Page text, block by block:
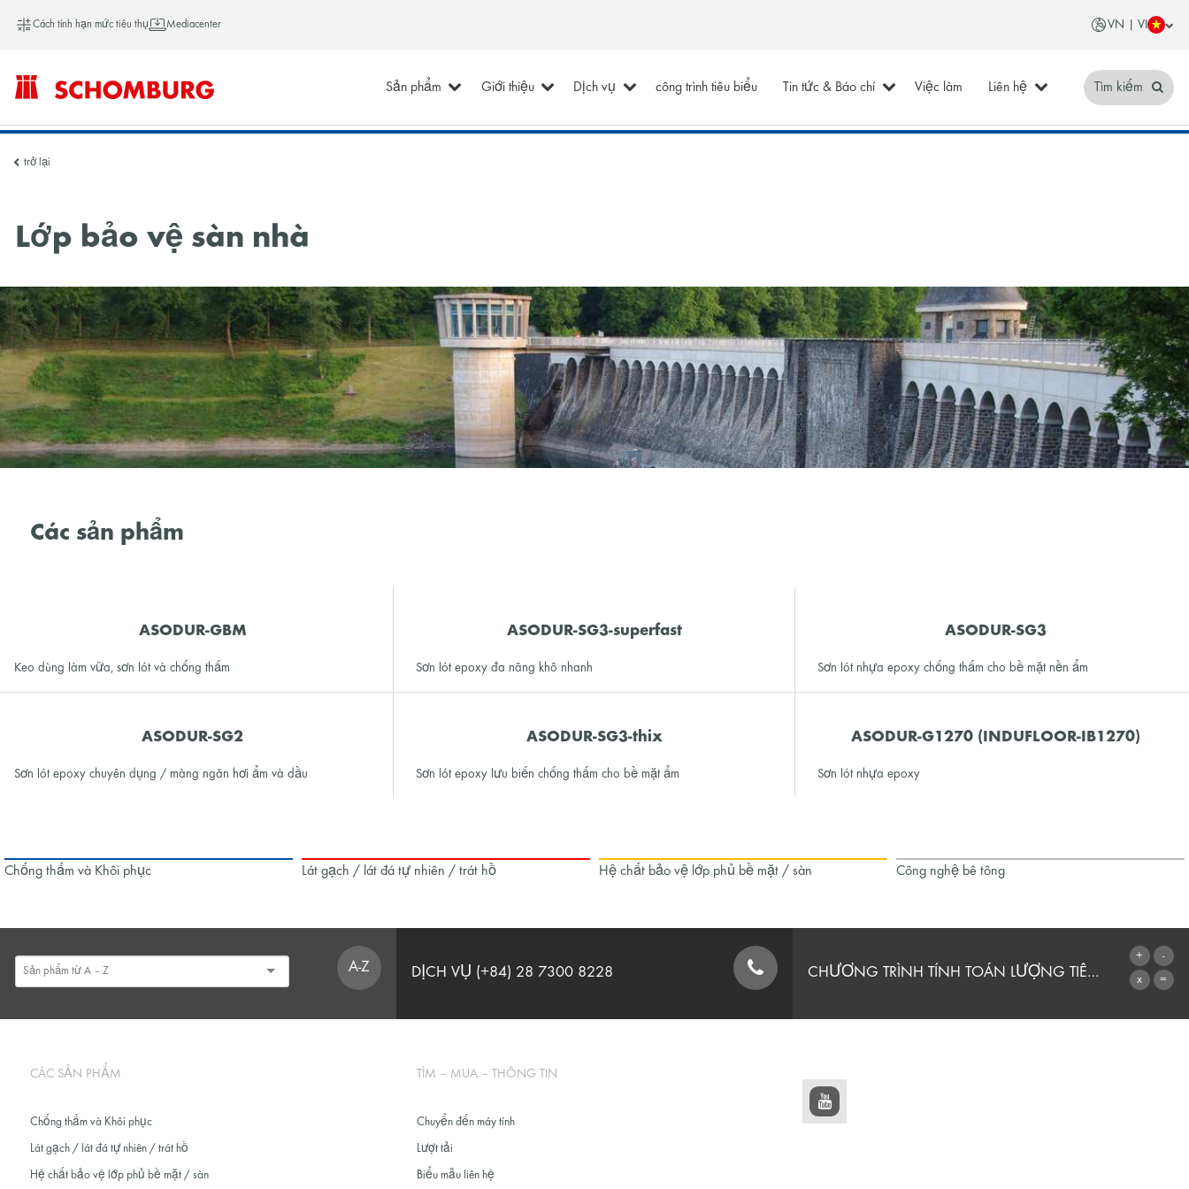
Cách tính hạn mức tiêu thụ Mediacenter VN | VI
SCHOMBURG
Sản phẩm Giới thiệu Dịch vụ công trình tiêu biểu Tin tức & Báo chí Việc làm Liên hệ Tìm kiếm
trở lại
Lớp bảo vệ sàn nhà
Các sản phẩm
ASODUR-GBM
Keo dùng làm vữa, sơn lót và chống thấm
ASODUR-SG3-superfast
Sơn lót epoxy đa năng khô nhanh
ASODUR-SG3
Sơn lót nhựa epoxy chống thấm cho bề mặt nền ẩm
ASODUR-SG2
Sơn lót epoxy chuyên dụng / màng ngăn hơi ẩm và dầu
ASODUR-SG3-thix
Sơn lót epoxy lưu biến chống thấm cho bề mặt ẩm
ASODUR-G1270 (INDUFLOOR-IB1270)
Sơn lót nhựa epoxy
Chống thấm và Khôi phục Lát gạch / lát đá tự nhiên / trát hồ Hệ chất bảo vệ lớp phủ bề mặt / sàn Công nghệ bê tông
A-Z DỊCH VỤ (+84) 28 7300 8228 CHƯƠNG TRÌNH TÍNH TOÁN LƯỢNG TIÊU THỤ
CÁC SẢN PHẨM
Chống thấm và Khôi phục
Lát gạch / lát đá tự nhiên / trát hồ
Hệ chất bảo vệ lớp phủ bề mặt / sàn
TÌM – MUA – THÔNG TIN
Chuyển đến máy tính
Lượt tải
Biểu mẫu liên hệ